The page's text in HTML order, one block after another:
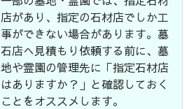
店があり、指定の石材店でしか工
事ができない場合があります。墓
石店へ見積もり依頼する前に、墓
地や霊園の管理先に「指定石材店
はありますか？」と確認しておく
ことをオススメします。